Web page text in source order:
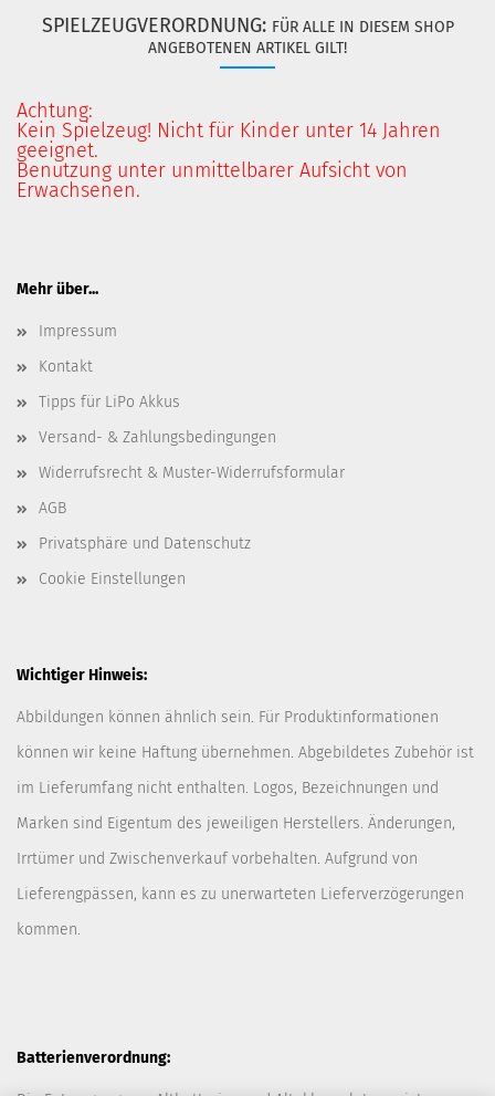
SPIELZEUGVERORDNUNG: FÜR ALLE IN DIESEM SHOP
ANGEBOTENEN ARTIKEL GILT!
Achtung:
Kein Spielzeug! Nicht für Kinder unter 14 Jahren
geeignet.
Benutzung unter unmittelbarer Aufsicht von
Erwachsenen.
Mehr über...
Impressum
Kontakt
Tipps für LiPo Akkus
Versand- & Zahlungsbedingungen
Widerrufsrecht & Muster-Widerrufsformular
AGB
Privatsphäre und Datenschutz
Cookie Einstellungen
Wichtiger Hinweis:
Abbildungen können ähnlich sein. Für Produktinformationen
können wir keine Haftung übernehmen. Abgebildetes Zubehör ist
im Lieferumfang nicht enthalten. Logos, Bezeichnungen und
Marken sind Eigentum des jeweiligen Herstellers. Änderungen,
Irrtümer und Zwischenverkauf vorbehalten. Aufgrund von
Lieferengpässen, kann es zu unerwarteten Lieferverzögerungen
kommen.
Batterienverordnung: